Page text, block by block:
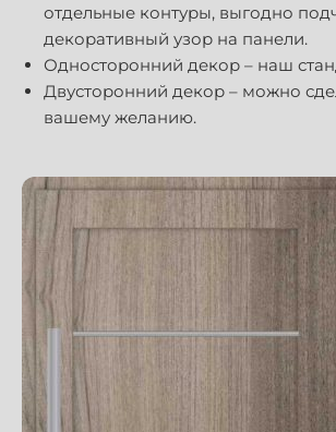
отдельные контуры, выгодно
декоративный узор на панели.
Односторонний декор – наш
Двусторонний декор – можно
вашему желанию.